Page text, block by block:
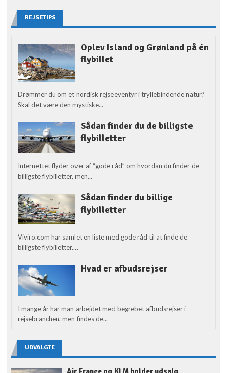
REJSETIPS
Oplev Island og Grønland på én
flybillet
Drømmer du om et nordisk rejseeventyr i tryllebindende natur?
Skal det være den mystiske...
Sådan finder du de billigste
flybilletter
Internettet flyder over af “gode råd” om hvordan du finder de
billigste flybilletter, men...
Sådan finder du billige
flybilletter
Viviro.com har samlet en liste med gode råd til at finde de
billigste flybilletter....
Hvad er afbudsrejser
I mange år har man arbejdet med begrebet afbudsrejser i
rejsebranchen, men findes de...
UDVALGTE